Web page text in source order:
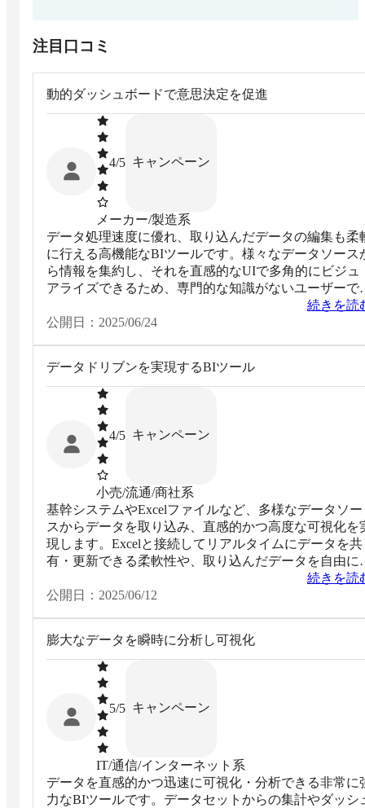
注目口コミ
動的ダッシュボードで意思決定を促進
4/5 キャンペーン
メーカー/製造系
データ処理速度に優れ、取り込んだデータの編集も柔
に行える高機能なBIツールです。様々なデータソース
ら情報を集約し、それを直感的なUIで多角的にビジュ
アライズできるため、専門的な知識がないユーザーで
データに基づいた深い洞察を得ることが可能です。ユ
ザーの操作で可視化したデータを簡単に表現できる動
続きを読
公開日： 2025/06/24
データドリブンを実現するBIツール
4/5 キャンペーン
小売/流通/商社系
基幹システムやExcelファイルなど、多様なデータソー
スからデータを取り込み、直感的かつ高度な可視化を
現します。Excelと接続してリアルタイムにデータを共
有・更新できる柔軟性や、取り込んだデータを自由に
工して自身が求める情報を的確に表示できる点が、詳
な分析作業において非常に使いやすいです。Excelマク
続きを読
公開日： 2025/06/12
膨大なデータを瞬時に分析し可視化
5/5 キャンペーン
IT/通信/インターネット系
データを直感的かつ迅速に可視化・分析できる非常に
力なBIツールです。データセットからの集計やダッシ